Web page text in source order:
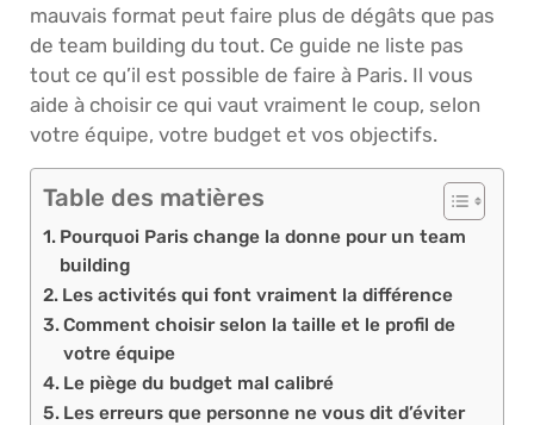
mauvais format peut faire plus de dégâts que pas
de team building du tout. Ce guide ne liste pas
tout ce qu’il est possible de faire à Paris. Il vous
aide à choisir ce qui vaut vraiment le coup, selon
votre équipe, votre budget et vos objectifs.
Table des matières
Pourquoi Paris change la donne pour un team
building
Les activités qui font vraiment la différence
Comment choisir selon la taille et le profil de
votre équipe
Le piège du budget mal calibré
Les erreurs que personne ne vous dit d’éviter